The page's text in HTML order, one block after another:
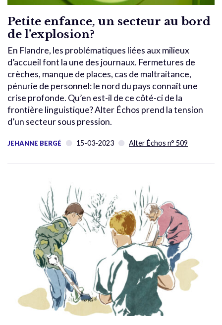
Petite enfance, un secteur au bord
de l’explosion?
En Flandre, les problématiques liées aux milieux
d’accueil font la une des journaux. Fermetures de
crèches, manque de places, cas de maltraitance,
pénurie de personnel: le nord du pays connaît une
crise profonde. Qu’en est-il de ce côté-ci de la
frontière linguistique? Alter Échos prend la tension
d’un secteur sous pression.
JEHANNE BERGÉ 15-03-2023 Alter Échos n° 509